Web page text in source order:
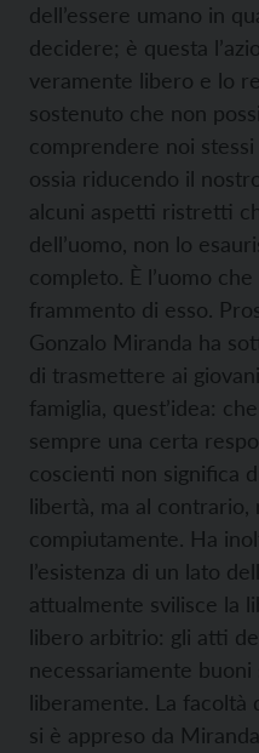
dell’essere umano in
decidere; è questa
veramente libero e lo
sostenuto che non
comprendere noi
ossia riducendo il
alcuni aspetti ristretti
dell’uomo, non lo
completo. È l’uomo
frammento di esso.
Gonzalo Miranda ha
di trasmettere ai
famiglia, quest’idea:
sempre una certa
coscienti non significa
libertà, ma al contrario,
compiutamente. Ha
l’esistenza di un lato
attualmente svilisce la
libero arbitrio: gli atti
necessariamente
liberamente. La facoltà
si è appreso da